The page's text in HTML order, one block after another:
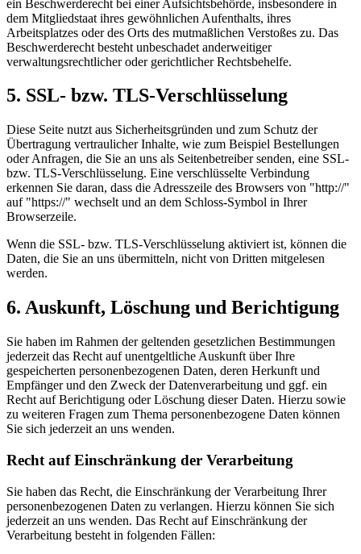
ein Beschwerderecht bei einer Aufsichtsbehörde, insbesondere in
dem Mitgliedstaat ihres gewöhnlichen Aufenthalts, ihres
Arbeitsplatzes oder des Orts des mutmaßlichen Verstoßes zu. Das
Beschwerderecht besteht unbeschadet anderweitiger
verwaltungsrechtlicher oder gerichtlicher Rechtsbehelfe.
5. SSL- bzw. TLS-Verschlüsselung
Diese Seite nutzt aus Sicherheitsgründen und zum Schutz der
Übertragung vertraulicher Inhalte, wie zum Beispiel Bestellungen
oder Anfragen, die Sie an uns als Seitenbetreiber senden, eine SSL-
bzw. TLS-Verschlüsselung. Eine verschlüsselte Verbindung
erkennen Sie daran, dass die Adresszeile des Browsers von "http://"
auf "https://" wechselt und an dem Schloss-Symbol in Ihrer
Browserzeile.
Wenn die SSL- bzw. TLS-Verschlüsselung aktiviert ist, können die
Daten, die Sie an uns übermitteln, nicht von Dritten mitgelesen
werden.
6. Auskunft, Löschung und Berichtigung
Sie haben im Rahmen der geltenden gesetzlichen Bestimmungen
jederzeit das Recht auf unentgeltliche Auskunft über Ihre
gespeicherten personenbezogenen Daten, deren Herkunft und
Empfänger und den Zweck der Datenverarbeitung und ggf. ein
Recht auf Berichtigung oder Löschung dieser Daten. Hierzu sowie
zu weiteren Fragen zum Thema personenbezogene Daten können
Sie sich jederzeit an uns wenden.
Recht auf Einschränkung der Verarbeitung
Sie haben das Recht, die Einschränkung der Verarbeitung Ihrer
personenbezogenen Daten zu verlangen. Hierzu können Sie sich
jederzeit an uns wenden. Das Recht auf Einschränkung der
Verarbeitung besteht in folgenden Fällen: